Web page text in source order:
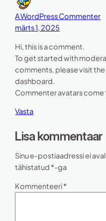
A WordPress Commenter
märts 1, 2025
Hi, this is a comment.
To get started with
comments, please visit
dashboard.
Commenter avatars
Vasta
Lisa kommentaar
Sinu e-postiaadressi ei
tähistatud *-ga
Kommenteeri*